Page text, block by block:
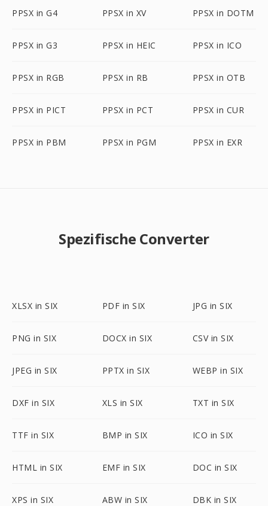
PPSX in G4 PPSX in XV PPSX in DOTM
PPSX in G3 PPSX in HEIC PPSX in ICO
PPSX in RGB PPSX in RB PPSX in OTB
PPSX in PICT PPSX in PCT PPSX in CUR
PPSX in PBM PPSX in PGM PPSX in EXR
Spezifische Converter
XLSX in SIX PDF in SIX JPG in SIX
PNG in SIX DOCX in SIX CSV in SIX
JPEG in SIX PPTX in SIX WEBP in SIX
DXF in SIX XLS in SIX TXT in SIX
TTF in SIX BMP in SIX ICO in SIX
HTML in SIX EMF in SIX DOC in SIX
XPS in SIX ABW in SIX DBK in SIX